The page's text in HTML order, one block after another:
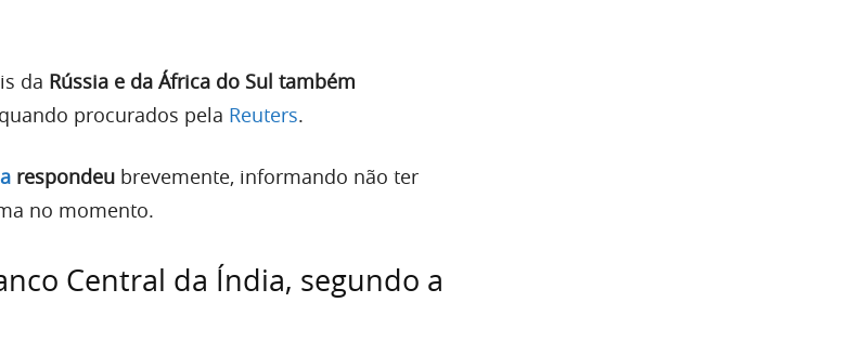
da Rússia e da África do Sul também
quando procurados pela Reuters.
respondeu brevemente, informando não ter
no momento.
Central da Índia, segundo a